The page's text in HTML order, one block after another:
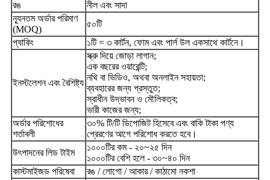
রঙ
নীল এবং সাদা
ন্যূনতম অর্ডার পরিমাণ
(MOQ)
৫০টি
প্যাকিং
১টি = ৩ কার্টন, ফোম এবং পার্ল উল একসাথে কার্টনে।
ইনস্টলেশন এবং বৈশিষ্ট্য
স্ক্রু দিয়ে জোড়া লাগান;
এক বছরের ওয়ারেন্টি;
নথি বা ভিডিও, অথবা অনলাইন সহায়তা;
ব্যবহারের জন্য প্রস্তুত;
স্বাধীন উদ্ভাবন ও মৌলিকত্ব;
ভারী কাজের জন্য;
অর্ডার পরিশোধের
শর্তাবলী
৩০% টি/টি ডিপোজিট হিসেবে এবং বাকি টাকা পণ্য
প্রেরণের আগে পরিশোধ করতে হবে।
উৎপাদনের লিড টাইম
১০০০টির কম - ২০~২৫ দিন
১০০০টির বেশি হলে - ৩০~৪০ দিন
কাস্টমাইজড পরিষেবা
রঙ / লোগো / আকার / কাঠামো নকশা